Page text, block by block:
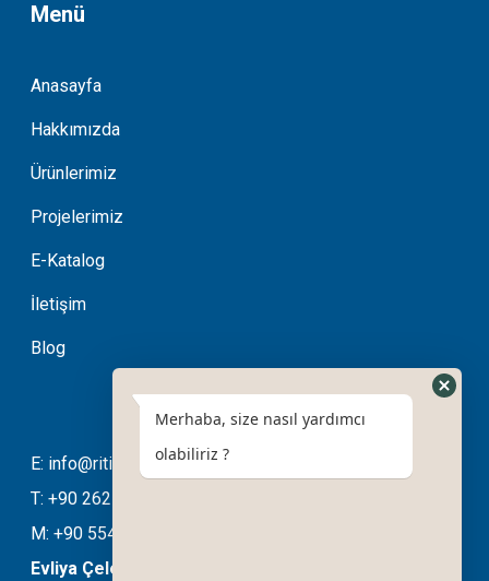
Menü
Anasayfa
Hakkımızda
Ürünlerimiz
Projelerimiz
E-Katalog
İletişim
Blog
E: info@ritimotomasyon.com
T: +90 262 643 20 94
M: +90 554 508 76 03
Evliya Çelebi Mahallesi Ela Sokak No:11/B
Merhaba, size nasıl yardımcı
olabiliriz ?